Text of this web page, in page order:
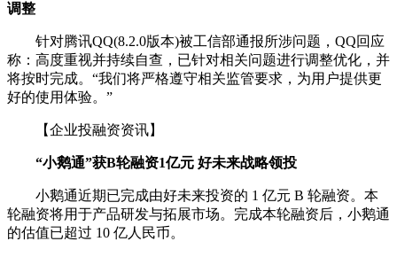
调整
针对腾讯QQ(8.2.0版本)被工信部通报所涉问题，QQ回应
称：高度重视并持续自查，已针对相关问题进行调整优化，并
将按时完成。“我们将严格遵守相关监管要求，为用户提供更
好的使用体验。”
【企业投融资资讯】
“小鹅通”获B轮融资1亿元 好未来战略领投
小鹅通近期已完成由好未来投资的 1 亿元 B 轮融资。本
轮融资将用于产品研发与拓展市场。完成本轮融资后，小鹅通
的估值已超过 10 亿人民币。